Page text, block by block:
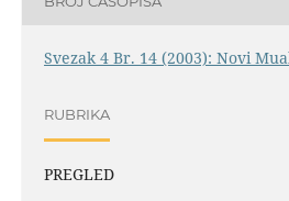
Svezak 4 Br. 14 (2003): Novi
RUBRIKA
PREGLED